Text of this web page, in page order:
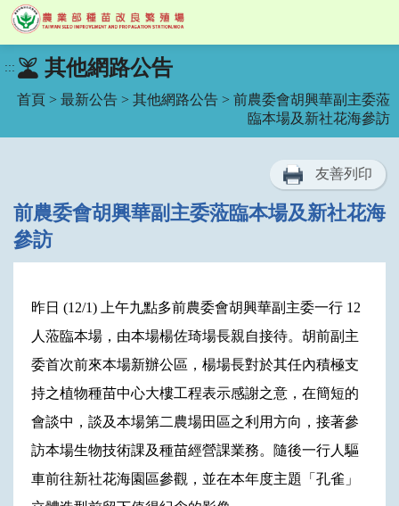
到
::: 其他網路公告
首頁 > 最新公告 > 其他網路公告 > 前農委會胡興華副主委蒞
臨本場及新社花海參訪
友善列印
前農委會胡興華副主委蒞臨本場及新社花海
參訪
昨日 (12/1) 上午九點多前農委會胡興華副主委一行 12
人蒞臨本場，由本場楊佐琦場長親自接待。胡前副主
委首次前來本場新辦公區，楊場長對於其任內積極支
持之植物種苗中心大樓工程表示感謝之意，在簡短的
會談中，談及本場第二農場田區之利用方向，接著參
訪本場生物技術課及種苗經營課業務。隨後一行人驅
車前往新社花海園區參觀，並在本年度主題「孔雀」